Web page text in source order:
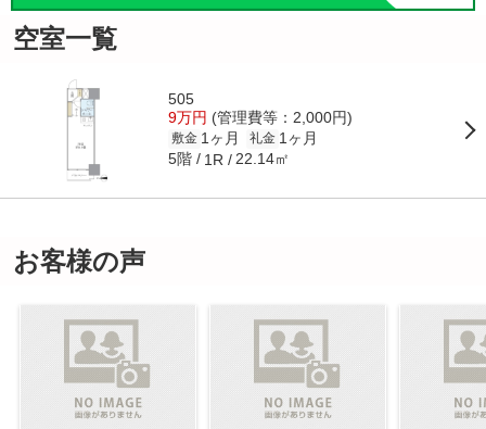
空室一覧
505
9万円 (管理費等：2,000円)
敷金 1ヶ月 礼金 1ヶ月
5階 1R 22.14㎡
お客様の声